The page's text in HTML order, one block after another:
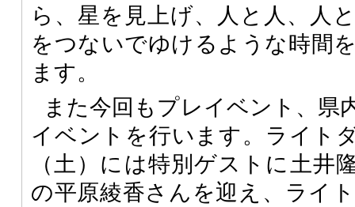
ら、星を見上げ、人と人、人
をつないでゆけるような時間
ます。
また今回もプレイベント、県
イベントを行います。ライト
（土）には特別ゲストに土井
の平原綾香さんを迎え、ライ